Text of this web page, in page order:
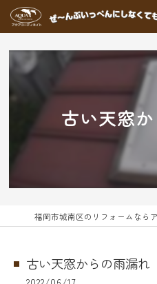
古い天窓
古い天窓からの雨漏れ